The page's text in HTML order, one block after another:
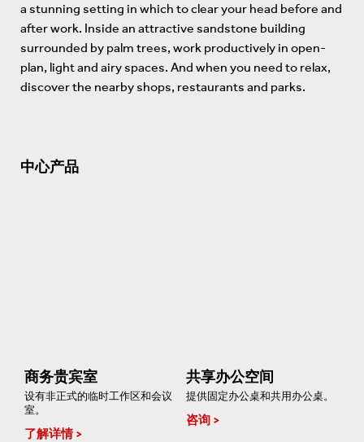
a stunning setting in which to clear your head before and
after work. Inside an attractive sandstone building
surrounded by palm trees, work productively in open-
plan, light and airy spaces. And when you need to relax,
discover the nearby shops, restaurants and parks.
中心产品
商务贵宾室
设有非正式的临时工作区和会议
室。
了解详情
共享办公空间
提供固定办公桌和共用办公桌。
咨询